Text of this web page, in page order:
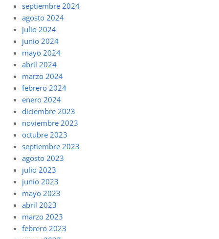
septiembre 2024
agosto 2024
julio 2024
junio 2024
mayo 2024
abril 2024
marzo 2024
febrero 2024
enero 2024
diciembre 2023
noviembre 2023
octubre 2023
septiembre 2023
agosto 2023
julio 2023
junio 2023
mayo 2023
abril 2023
marzo 2023
febrero 2023